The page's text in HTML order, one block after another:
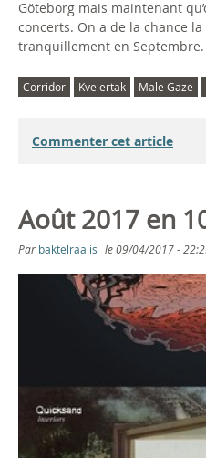
Göteborg mais maintenant
concerts. On a de la chance
tranquillement en
Corridor Kvelertak Male Gaze
Commenter cet article
Août 2017 en
Par baktelraalis le09/04/2017 -